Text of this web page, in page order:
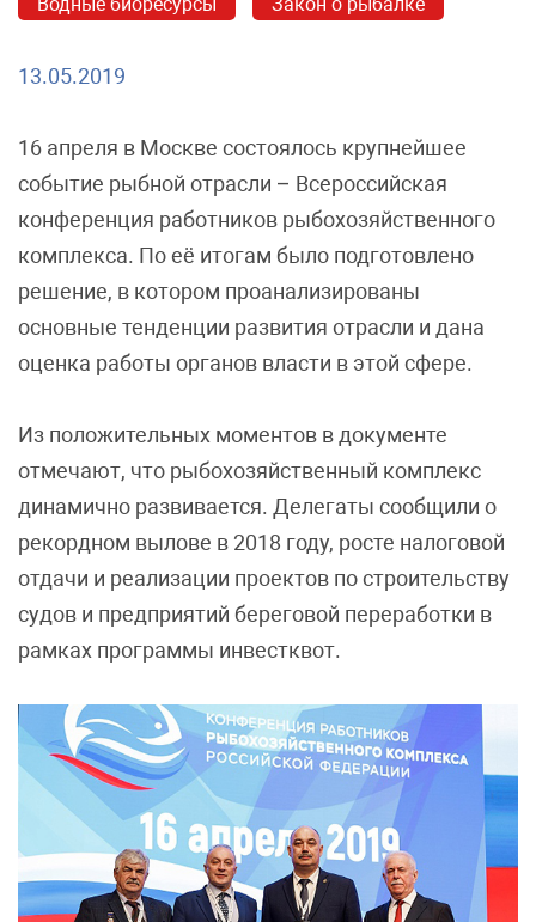
13.05.2019
16 апреля в Москве состоялось крупнейшее
событие рыбной отрасли – Всероссийская
конференция работников рыбохозяйственного
комплекса. По её итогам было подготовлено
решение, в котором проанализированы
основные тенденции развития отрасли и дана
оценка работы органов власти в этой сфере.
Из положительных моментов в документе
отмечают, что рыбохозяйственный комплекс
динамично развивается. Делегаты сообщили о
рекордном вылове в 2018 году, росте налоговой
отдачи и реализации проектов по строительству
судов и предприятий береговой переработки в
рамках программы инвестквот.